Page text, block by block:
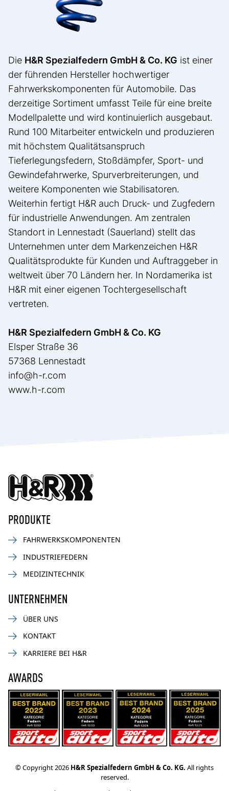
Die H&R Spezialfedern GmbH & Co. KG ist einer
der führenden Hersteller hochwertiger
Fahrwerkskomponenten für Automobile. Das
derzeitige Sortiment umfasst Teile für eine breite
Modellpalette und wird kontinuierlich ausgebaut.
Rund 100 Mitarbeiter entwickeln und produzieren
mit höchstem Qualitätsanspruch
Tieferlegungsfedern, Stoßdämpfer, Sport- und
Gewindefahrwerke, Spurverbreiterungen, und
weitere Komponenten wie Stabilisatoren.
Weiterhin fertigt H&R auch Druck- und Zugfedern
für industrielle Anwendungen. Am zentralen
Standort in Lennestadt (Sauerland) stellt das
Unternehmen unter dem Markenzeichen H&R
Qualitätsprodukte für Kunden und Auftraggeber in
weltweit über 70 Ländern her. In Nordamerika ist
H&R mit einer eigenen Tochtergesellschaft
vertreten.
H&R Spezialfedern GmbH & Co. KG
Elsper Straße 36
57368 Lennestadt
info@h-r.com
www.h-r.com
PRODUKTE
FAHRWERKSKOMPONENTEN
INDUSTRIEFEDERN
MEDIZINTECHNIK
UNTERNEHMEN
ÜBER UNS
KONTAKT
KARRIERE BEI H&R
AWARDS
© Copyright 2026 H&R Spezialfedern GmbH & Co. KG. All rights
reserved.